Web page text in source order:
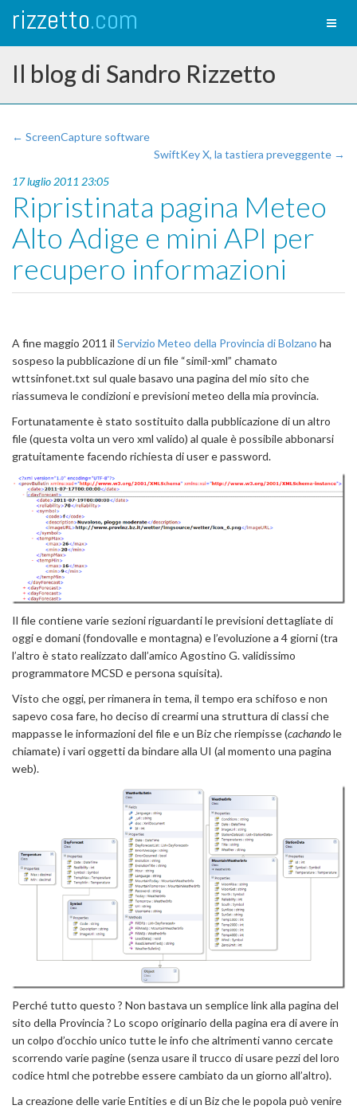
rizzetto.com
Il blog di Sandro Rizzetto
← ScreenCapture software
SwiftKey X, la tastiera preveggente →
17 luglio 2011 23:05
Ripristinata pagina Meteo
Alto Adige e mini API per
recupero informazioni
A fine maggio 2011 il Servizio Meteo della Provincia di Bolzano ha
sospeso la pubblicazione di un file “simil-xml” chamato
wttsinfonet.txt sul quale basavo una pagina del mio sito che
riassumeva le condizioni e previsioni meteo della mia provincia.
Fortunatamente è stato sostituito dalla pubblicazione di un altro
file (questa volta un vero xml valido) al quale è possibile abbonarsi
gratuitamente facendo richiesta di user e password.
Il file contiene varie sezioni riguardanti le previsioni dettagliate di
oggi e domani (fondovalle e montagna) e l’evoluzione a 4 giorni (tra
l’altro è stato realizzato dall’amico Agostino G. validissimo
programmatore MCSD e persona squisita).
Visto che oggi, per rimanera in tema, il tempo era schifoso e non
sapevo cosa fare, ho deciso di crearmi una struttura di classi che
mappasse le informazioni del file e un Biz che riempisse (cachandole
chiamate) i vari oggetti da bindare alla UI (al momento una pagina
web).
Perché tutto questo ? Non bastava un semplice link alla pagina del
sito della Provincia ? Lo scopo originario della pagina era di avere in
un colpo d’occhio unico tutte le info che altrimenti vanno cercate
scorrendo varie pagine (senza usare il trucco di usare pezzi del loro
codice html che potrebbe essere cambiato da un giorno all’altro).
La creazione delle varie Entities e di un Biz che le popola può venire